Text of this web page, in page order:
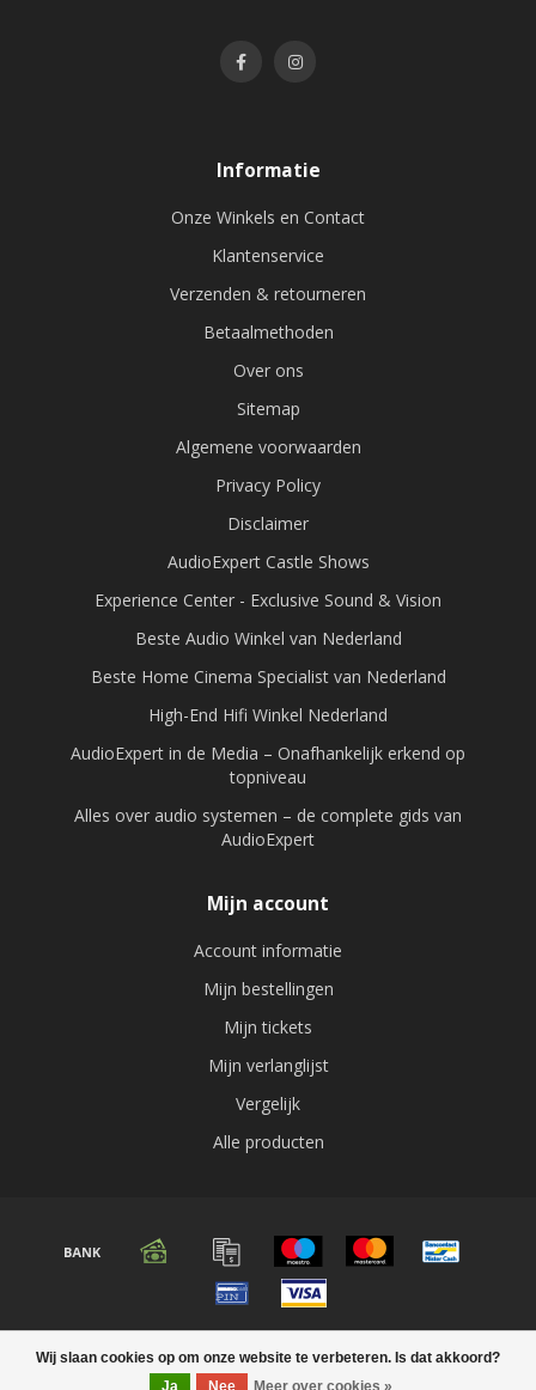
Wij slaan cookies op om onze website te verbeteren. Is dat akkoord?
Ja
Nee Meer over cookies »
Informatie
Onze Winkels en Contact
Klantenservice
Verzenden & retourneren
Betaalmethoden
Over ons
Sitemap
Algemene voorwaarden
Privacy Policy
Disclaimer
AudioExpert Castle Shows
Experience Center - Exclusive Sound & Vision
Beste Audio Winkel van Nederland
Beste Home Cinema Specialist van Nederland
High-End Hifi Winkel Nederland
AudioExpert in de Media – Onafhankelijk erkend op
topniveau
Alles over audio systemen – de complete gids van
AudioExpert
Mijn account
Account informatie
Mijn bestellingen
Mijn tickets
Mijn verlanglijst
Vergelijk
Alle producten
© Copyright 2026 Audio expert